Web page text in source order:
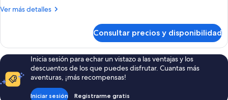
vistas
piscina
Ver más detalles
Más
Premium,
balcón,
vistas
la
Consultar precios y disponibilidad
Inicia sesión para echar un vistazo a las ventajas y los
descuentos de los que puedes disfrutar. Cuantas más
aventuras, ¡más recompensas!
Iniciar sesión Registrarme gratis